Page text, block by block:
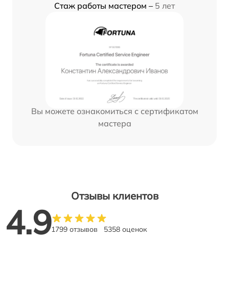
Стаж работы мастером – 5 лет
Вы можете ознакомиться с сертификатом
мастера
Отзывы клиентов
4.91799 отзывов 5358 оценок